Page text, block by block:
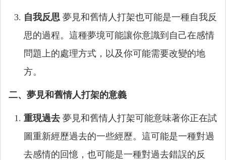
自我反思 夢見和舊情人打架也可能是一種自我反
思的過程。這種夢境可能讓你意識到自己在感情
問題上的處理方式，以及你可能需要改變的地
方。
二、夢見和舊情人打架的意義
重現過去 夢見和舊情人打架可能意味著你正在試
圖重新經歷過去的一些經歷。這可能是一種對過
去感情的回憶，也可能是一種對過去錯誤的反